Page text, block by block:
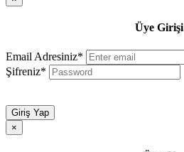
Üye Girişi
Email Adresiniz*
Şifreniz*
Giriş Yap
×